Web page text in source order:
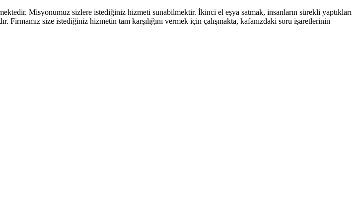
Misyonumuz sizlere istediğiniz hizmeti sunabilmektir. İkinci el eşya satmak, insanların sürekli yaptıkları
size istediğiniz hizmetin tam karşılığını vermek için çalışmakta, kafanızdaki soru işaretlerinin